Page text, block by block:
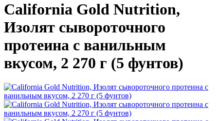
California Gold Nutrition,
Изолят сывороточного
протеина с ванильным
вкусом, 2 270 г (5 фунтов)